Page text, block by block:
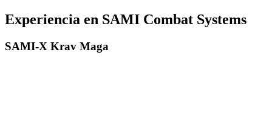
Experiencia en SAMI Combat Systems
SAMI-X Krav Maga